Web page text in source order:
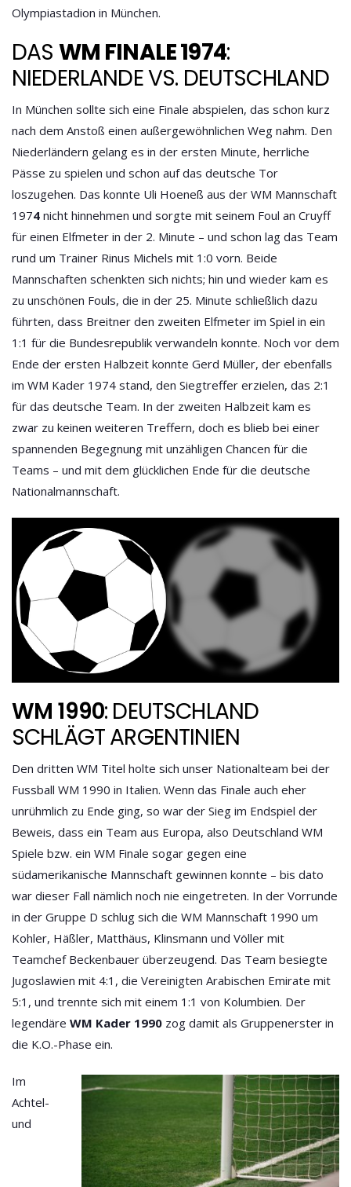
Olympiastadion in München.
DAS WM FINALE 1974:
NIEDERLANDE VS. DEUTSCHLAND
In München sollte sich eine Finale abspielen, das schon kurz
nach dem Anstoß einen außergewöhnlichen Weg nahm. Den
Niederländern gelang es in der ersten Minute, herrliche
Pässe zu spielen und schon auf das deutsche Tor
loszugehen. Das konnte Uli Hoeneß aus der WM Mannschaft
1974 nicht hinnehmen und sorgte mit seinem Foul an Cruyff
für einen Elfmeter in der 2. Minute – und schon lag das Team
rund um Trainer Rinus Michels mit 1:0 vorn. Beide
Mannschaften schenkten sich nichts; hin und wieder kam es
zu unschönen Fouls, die in der 25. Minute schließlich dazu
führten, dass Breitner den zweiten Elfmeter im Spiel in ein
1:1 für die Bundesrepublik verwandeln konnte. Noch vor dem
Ende der ersten Halbzeit konnte Gerd Müller, der ebenfalls
im WM Kader 1974 stand, den Siegtreffer erzielen, das 2:1
für das deutsche Team. In der zweiten Halbzeit kam es
zwar zu keinen weiteren Treffern, doch es blieb bei einer
spannenden Begegnung mit unzähligen Chancen für die
Teams – und mit dem glücklichen Ende für die deutsche
Nationalmannschaft.
WM 1990: DEUTSCHLAND
SCHLÄGT ARGENTINIEN
Den dritten WM Titel holte sich unser Nationalteam bei der
Fussball WM 1990 in Italien. Wenn das Finale auch eher
unrühmlich zu Ende ging, so war der Sieg im Endspiel der
Beweis, dass ein Team aus Europa, also Deutschland WM
Spiele bzw. ein WM Finale sogar gegen eine
südamerikanische Mannschaft gewinnen konnte – bis dato
war dieser Fall nämlich noch nie eingetreten. In der Vorrunde
in der Gruppe D schlug sich die WM Mannschaft 1990 um
Kohler, Häßler, Matthäus, Klinsmann und Völler mit
Teamchef Beckenbauer überzeugend. Das Team besiegte
Jugoslawien mit 4:1, die Vereinigten Arabischen Emirate mit
5:1, und trennte sich mit einem 1:1 von Kolumbien. Der
legendäre WM Kader 1990 zog damit als Gruppenerster in
die K.O.-Phase ein.
Im
Achtel-
und